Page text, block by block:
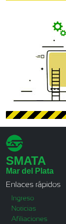
SMATA
Mar del Plata
Enlaces rápidos
Ingreso
Noticias
Afiliaciones